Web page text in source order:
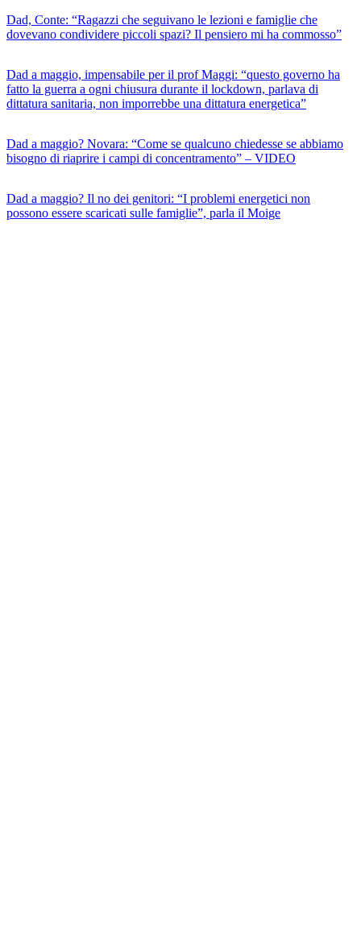
Dad, Conte: “Ragazzi che seguivano le lezioni e famiglie che
dovevano condividere piccoli spazi? Il pensiero mi ha commosso”
Dad a maggio, impensabile per il prof Maggi: “questo governo ha
fatto la guerra a ogni chiusura durante il lockdown, parlava di
dittatura sanitaria, non imporrebbe una dittatura energetica”
Dad a maggio? Novara: “Come se qualcuno chiedesse se abbiamo
bisogno di riaprire i campi di concentramento” – VIDEO
Dad a maggio? Il no dei genitori: “I problemi energetici non
possono essere scaricati sulle famiglie”, parla il Moige